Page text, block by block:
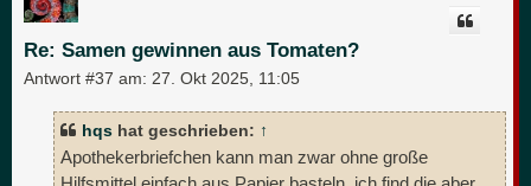
Re: Samen gewinnen aus Tomaten?
Antwort #37 am: 27. Okt 2025, 11:05
hqs hat geschrieben: ↑
Apothekerbriefchen kann man zwar ohne große